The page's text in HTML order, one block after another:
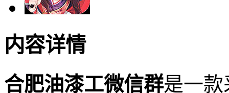
内容详情
合肥油漆工微信群是一款